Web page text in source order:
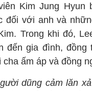
Kim Jung Hyun
đối với anh và
Trong khi đó,
đến gia đình, đồng
ấm áp và đồng
dũng cảm lăn